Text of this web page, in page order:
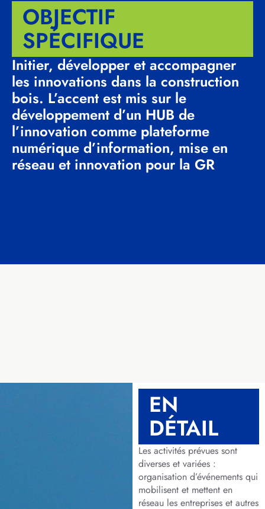
OBJECTIF
SPÉCIFIQUE
Initier, développer et accompagner
les innovations dans la construction
bois. L’accent est mis sur le
développement d’un HUB de
l’innovation comme plateforme
numérique d’information, mise en
réseau et innovation pour la GR
EN
DÉTAIL
Les activités prévues sont
diverses et variées :
organisation d’événements qui
mobilisent et mettent en
réseau les entreprises et autres